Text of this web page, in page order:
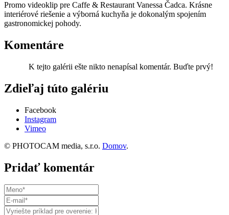
Promo videoklip pre Caffe & Restaurant Vanessa Čadca. Krásne
interiérové riešenie a výborná kuchyňa je dokonalým spojením
gastronomickej pohody.
Komentáre
K tejto galérii ešte nikto nenapísal komentár. Buďte prvý!
Zdieľaj túto galériu
Facebook
Instagram
Vimeo
© PHOTOCAM media, s.r.o. Domov.
Pridať komentár